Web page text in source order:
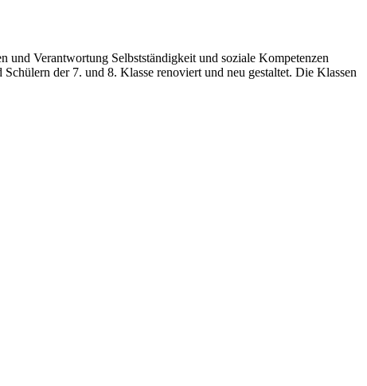
und Verantwortung Selbstständigkeit und soziale Kompetenzen
der 7. und 8. Klasse renoviert und neu gestaltet. Die Klassen